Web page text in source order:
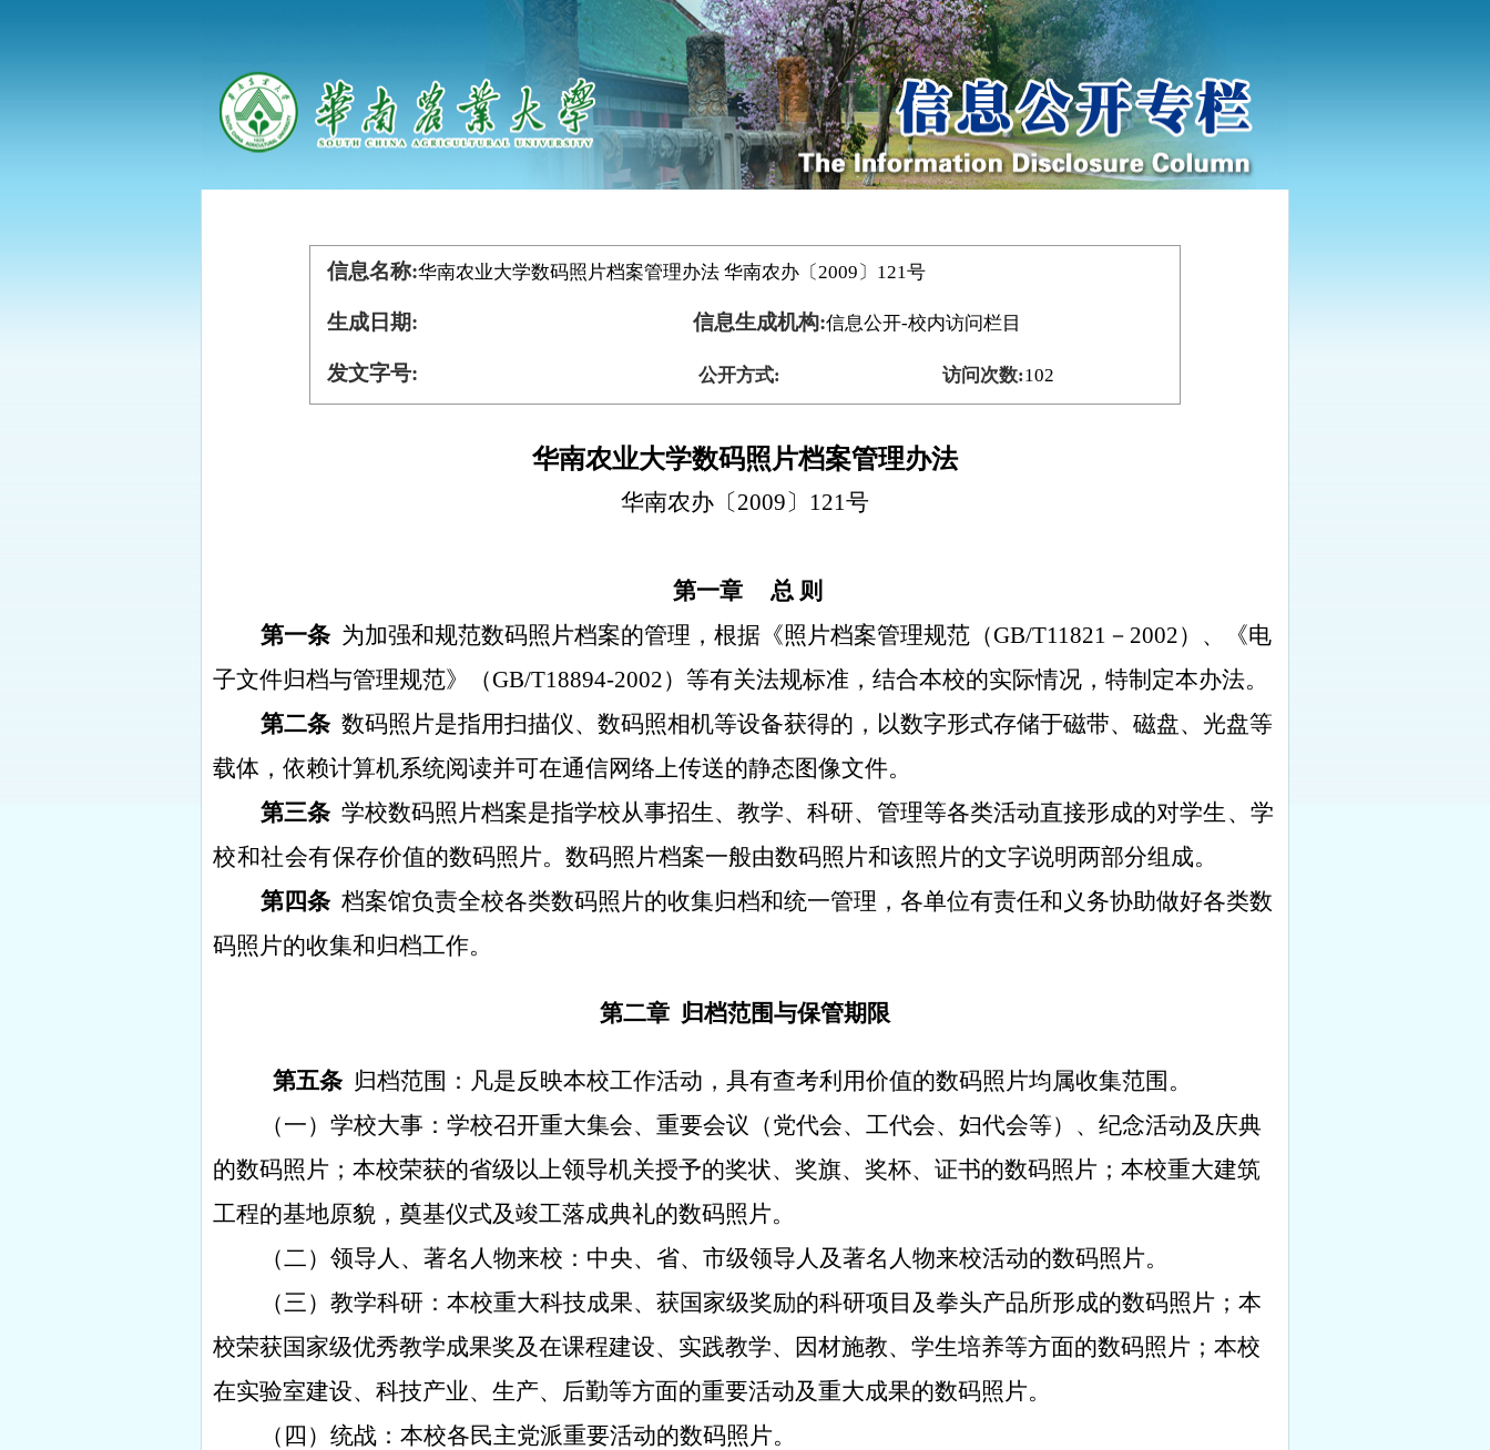
信息名称:华南农业大学数码照片档案管理办法 华南农办〔2009〕121号
生成日期: 信息生成机构:信息公开-校内访问栏目
发文字号: 公开方式: 访问次数:102
华南农业大学数码照片档案管理办法
华南农办〔2009〕 121号
第一章
总 则
第一条 为加强和规范数码照片档案的管理，根据《照片档案管理规范（GB/T11821 － 2002）、《电
子文件归档与管理规范》（GB/T18894-2002）等有关法规标准，结合本校的实际情况，特制定本办法。
第二条 数码照片是指用扫描仪、数码照相机等设备获得的，以数字形式存储于磁带、磁盘、光盘等
载体，依赖计算机系统阅读并可在通信网络上传送的静态图像文件。
第三条 学校数码照片档案是指学校从事招生、教学、科研、管理等各类活动直接形成的对学生、学
校和社会有保存价值的数码照片。数码照片档案一般由数码照片和该照片的文字说明两部分组成。
第四条 档案馆负责全校各类数码照片的收集归档和统一管理，各单位有责任和义务协助做好各类数
码照片的收集和归档工作。
第二章 归档范围与保管期限
第五条 归档范围：凡是反映本校工作活动，具有查考利用价值的数码照片均属收集范围。
（一）学校大事：学校召开重大集会、重要会议（党代会、工代会、妇代会等）、纪念活动及庆典
的数码照片；本校荣获的省级以上领导机关授予的奖状、奖旗、奖杯、证书的数码照片；本校重大建筑
工程的基地原貌，奠基仪式及竣工落成典礼的数码照片。
（二）领导人、著名人物来校：中央、省、市级领导人及著名人物来校活动的数码照片。
（三）教学科研：本校重大科技成果、获国家级奖励的科研项目及拳头产品所形成的数码照片；本
校荣获国家级优秀教学成果奖及在课程建设、实践教学、因材施教、学生培养等方面的数码照片；本校
在实验室建设、科技产业、生产、后勤等方面的重要活动及重大成果的数码照片。
（四）统战：本校各民主党派重要活动的数码照片。